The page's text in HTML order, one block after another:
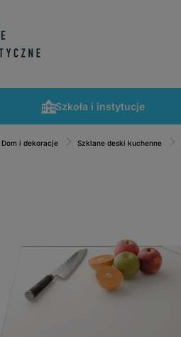
Szkoła i instytucje
Dom i dekoracje Szklane deski kuchenne